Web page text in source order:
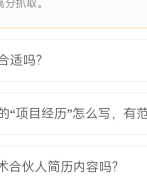
量请求处理逻辑，使得核心搜
确率下降不超过X%的前提下，
地的标准服务器环境。
关键路径的集成测试用例，推
抓取。
适吗？
“项目经历”怎么写，有
伙人简历内容吗？